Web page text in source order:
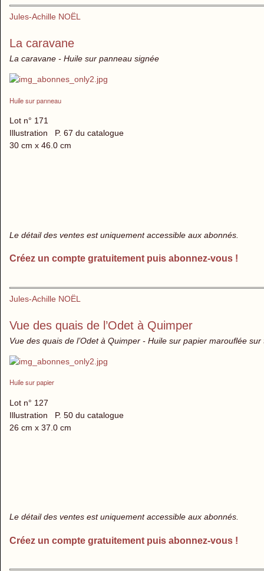
Jules-Achille NOËL
La caravane
La caravane - Huile sur panneau signée
Huile sur panneau
Lot n° 171
Illustration P. 67 du catalogue
30 cm x 46.0 cm
Le détail des ventes est uniquement accessible aux abonnés.
Créez un compte gratuitement puis abonnez-vous !
Jules-Achille NOËL
Vue des quais de l’Odet à Quimper
Vue des quais de l’Odet à Quimper - Huile sur papier marouflée sur
Huile sur papier
Lot n° 127
Illustration P. 50 du catalogue
26 cm x 37.0 cm
Le détail des ventes est uniquement accessible aux abonnés.
Créez un compte gratuitement puis abonnez-vous !